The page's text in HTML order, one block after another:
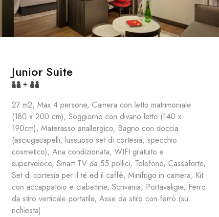
Junior Suite
+
27 m2, Max 4 persone, Camera con letto matrimoniale
(180 x 200 cm), Soggiorno con divano letto (140 x
190cm), Materasso anallergico, Bagno con doccia
(asciugacapelli, lussuoso set di cortesia, specchio
cosmetico), Aria condizionata, WIFI gratuito e
superveloce, Smart TV da 55 pollici, Telefono, Cassaforte,
Set di cortesia per il té ed il caffè, Minifrigo in camera, Kit
con accappatoio e ciabattine, Scrivania, Portavaligie, Ferro
da stiro verticale portatile, Asse da stiro con ferro (su
richiesta)